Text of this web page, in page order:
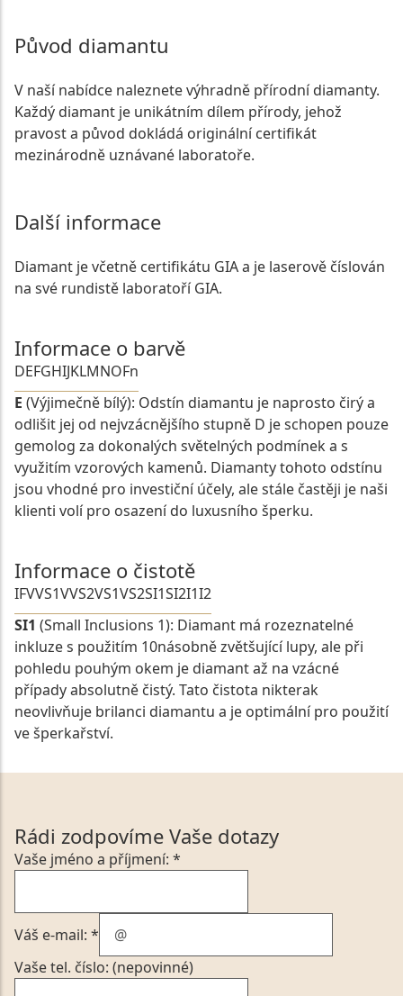
Původ diamantu
V naší nabídce naleznete výhradně přírodní diamanty.
Každý diamant je unikátním dílem přírody, jehož
pravost a původ dokládá originální certifikát
mezinárodně uznávané laboratoře.
Další informace
Diamant je včetně certifikátu GIA a je laserově číslován
na své rundistě laboratoří GIA.
Informace o barvě
DEFGHIJKLMNOFn
E (Výjimečně bílý): Odstín diamantu je naprosto čirý a
odlišit jej od nejvzácnějšího stupně D je schopen pouze
gemolog za dokonalých světelných podmínek a s
využitím vzorových kamenů. Diamanty tohoto odstínu
jsou vhodné pro investiční účely, ale stále častěji je naši
klienti volí pro osazení do luxusního šperku.
Informace o čistotě
IFVVS1VVS2VS1VS2SI1SI2I1I2
SI1 (Small Inclusions 1): Diamant má rozeznatelné
inkluze s použitím 10násobně zvětšující lupy, ale při
pohledu pouhým okem je diamant až na vzácné
případy absolutně čistý. Tato čistota nikterak
neovlivňuje brilanci diamantu a je optimální pro použití
ve šperkařství.
Rádi zodpovíme Vaše dotazy
Vaše jméno a příjmení: *
Váš e-mail: *
Vaše tel. číslo: (nepovinné)